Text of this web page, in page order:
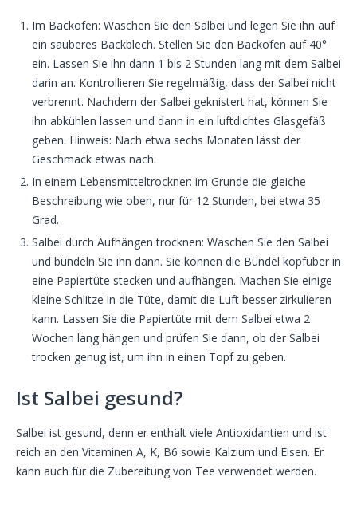
Im Backofen: Waschen Sie den Salbei und legen Sie ihn auf
ein sauberes Backblech. Stellen Sie den Backofen auf 40°
ein. Lassen Sie ihn dann 1 bis 2 Stunden lang mit dem Salbei
darin an. Kontrollieren Sie regelmäßig, dass der Salbei nicht
verbrennt. Nachdem der Salbei geknistert hat, können Sie
ihn abkühlen lassen und dann in ein luftdichtes Glasgefäß
geben. Hinweis: Nach etwa sechs Monaten lässt der
Geschmack etwas nach.
In einem Lebensmitteltrockner: im Grunde die gleiche
Beschreibung wie oben, nur für 12 Stunden, bei etwa 35
Grad.
Salbei durch Aufhängen trocknen: Waschen Sie den Salbei
und bündeln Sie ihn dann. Sie können die Bündel kopfüber in
eine Papiertüte stecken und aufhängen. Machen Sie einige
kleine Schlitze in die Tüte, damit die Luft besser zirkulieren
kann. Lassen Sie die Papiertüte mit dem Salbei etwa 2
Wochen lang hängen und prüfen Sie dann, ob der Salbei
trocken genug ist, um ihn in einen Topf zu geben.
Ist Salbei gesund?
Salbei ist gesund, denn er enthält viele Antioxidantien und ist
reich an den Vitaminen A, K, B6 sowie Kalzium und Eisen. Er
kann auch für die Zubereitung von Tee verwendet werden.